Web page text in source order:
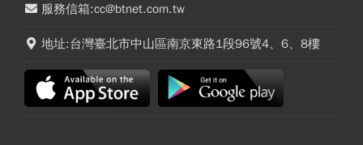
服務信箱:cc@btnet.com.tw
地址:台灣臺北市中山區南京東路1段96號4、6、8樓